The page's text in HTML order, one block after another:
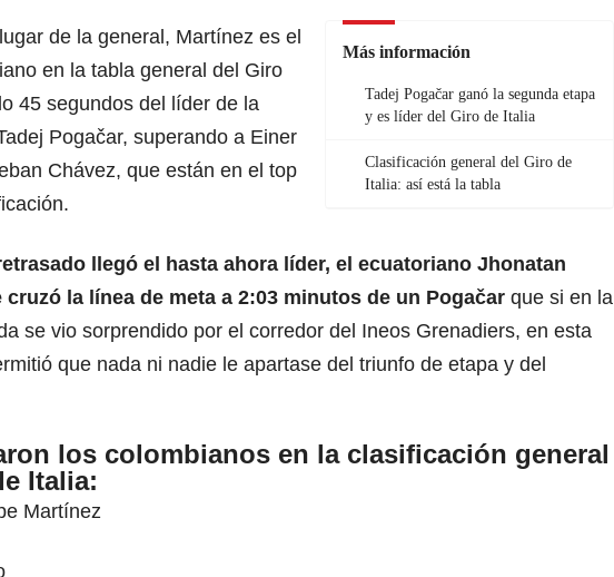
Más información
Tadej Pogačar ganó la segunda etapa
y es líder del Giro de Italia
Clasificación general del Giro de
Italia: así está la tabla
de la general, Martínez es el
en la tabla general del Giro
45 segundos del líder de la
Pogačar, superando a Einer
Chávez, que están en el top
llegó el hasta ahora líder, el ecuatoriano Jhonatan
cruzó la línea de meta a 2:03 minutos de un Pogačar que si en la
se vio sorprendido por el corredor del Ineos Grenadiers, en esta
que nada ni nadie le apartase del triunfo de etapa y del
los colombianos en la clasificación general
Italia:
Martínez